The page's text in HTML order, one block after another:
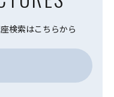
検索はこちらから